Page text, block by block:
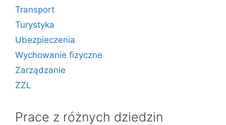
Transport
Turystyka
Ubezpieczenia
Wychowanie fizyczne
Zarządzanie
ZZL
Prace z różnych dziedzin